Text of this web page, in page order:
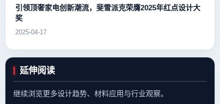
引领顶奢家电创新潮流，斐雪派克荣膺2025年红点设计大
奖
2025-04-17
延伸阅读
继续浏览更多设计趋势、材料应用与行业观察。